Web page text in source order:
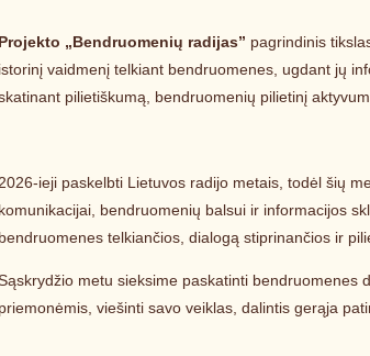
Projekto „Bendruomenių radijas” pagrindinis
istorinį vaidmenį telkiant bendruomenes, ugdant jų
pilietiškumą, bendruomenių pilietinį
2026-ieji paskelbti Lietuvos radijo metais, todėl šių
komunikacijai, bendruomenių balsui ir informacijos
bendruomenes telkiančios, dialogą stiprinančios ir
metu sieksime paskatinti bendruomenes
priemonėmis, viešinti savo veiklas, dalintis gerąja